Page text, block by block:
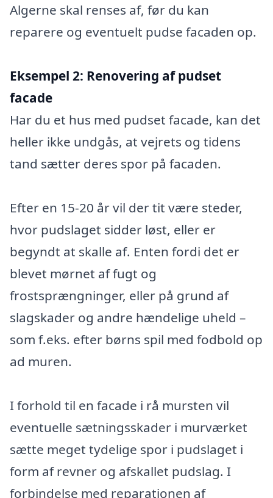
Algerne skal renses af, før du kan
reparere og eventuelt pudse facaden op.
Eksempel 2: Renovering af pudset
facade
Har du et hus med pudset facade, kan det
heller ikke undgås, at vejrets og tidens
tand sætter deres spor på facaden.
Efter en 15-20 år vil der tit være steder,
hvor pudslaget sidder løst, eller er
begyndt at skalle af. Enten fordi det er
blevet mørnet af fugt og
frostsprængninger, eller på grund af
slagskader og andre hændelige uheld –
som f.eks. efter børns spil med fodbold op
ad muren.
I forhold til en facade i rå mursten vil
eventuelle sætningsskader i murværket
sætte meget tydelige spor i pudslaget i
form af revner og afskallet pudslag. I
forbindelse med reparationen af